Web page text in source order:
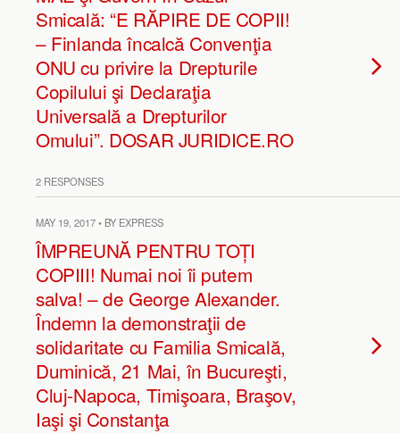
Smicală: “E RĂPIRE DE COPII!
– Finlanda încalcă Convenţia
ONU cu privire la Drepturile
Copilului şi Declaraţia
Universală a Drepturilor
Omului”. DOSAR JURIDICE.RO
2 RESPONSES
MAY 19, 2017 • BY EXPRESS
ÎMPREUNĂ PENTRU TOȚI
COPIII! Numai noi îi putem
salva! – de George Alexander.
Îndemn la demonstraţii de
solidaritate cu Familia Smicală,
Duminică, 21 Mai, în Bucureşti,
Cluj-Napoca, Timişoara, Braşov,
Iaşi şi Constanţa